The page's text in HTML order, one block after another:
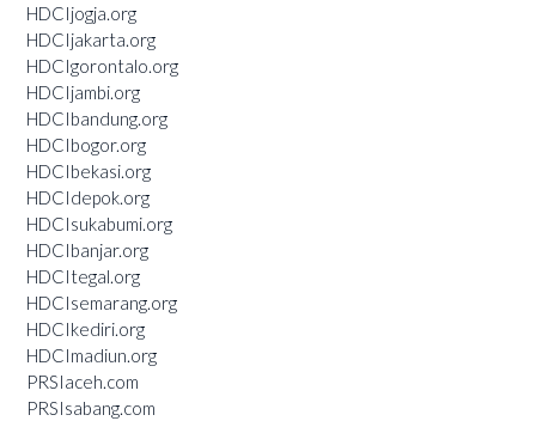
HDCIjogja.org
HDCIjakarta.org
HDCIgorontalo.org
HDCIjambi.org
HDCIbandung.org
HDCIbogor.org
HDCIbekasi.org
HDCIdepok.org
HDCIsukabumi.org
HDCIbanjar.org
HDCItegal.org
HDCIsemarang.org
HDCIkediri.org
HDCImadiun.org
PRSIaceh.com
PRSIsabang.com